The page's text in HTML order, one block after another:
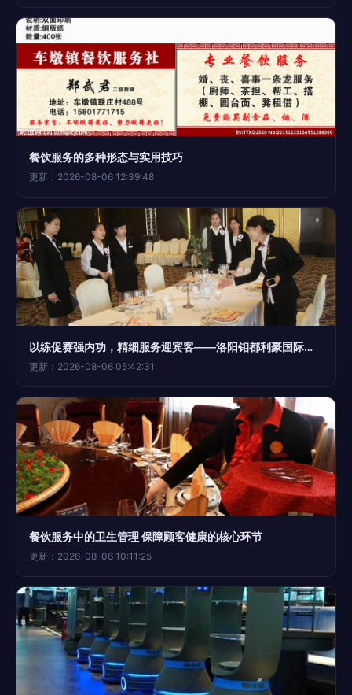
餐饮服务的多种形态与实用技巧
更新：2026-08-06 12:39:48
以练促赛强内功，精细服务迎宾客——洛阳钼都利豪国际饭店成功举办餐饮岗位大练兵活动
更新：2026-08-06 05:42:31
餐饮服务中的卫生管理 保障顾客健康的核心环节
更新：2026-08-06 10:11:25